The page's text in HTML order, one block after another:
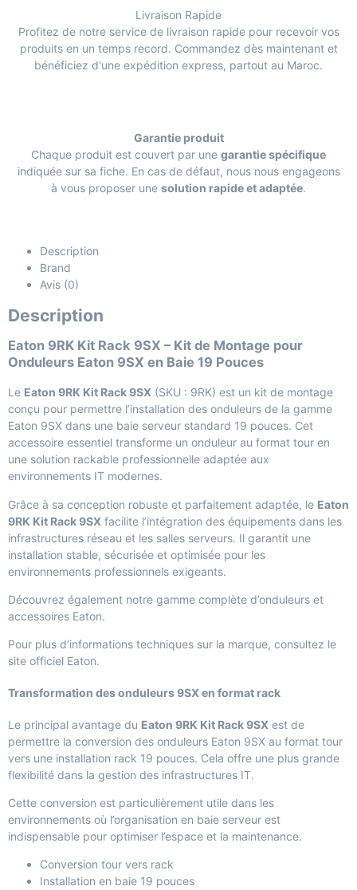
Livraison Rapide
Profitez de notre service de livraison rapide pour recevoir vos
produits en un temps record. Commandez dès maintenant et
bénéficiez d'une expédition express, partout au Maroc.
Garantie produit
Chaque produit est couvert par une garantie spécifique
indiquée sur sa fiche. En cas de défaut, nous nous engageons
à vous proposer une solution rapide et adaptée.
Description
Brand
Avis (0)
Description
Eaton 9RK Kit Rack 9SX – Kit de Montage pour
Onduleurs Eaton 9SX en Baie 19 Pouces
Le Eaton 9RK Kit Rack 9SX (SKU : 9RK) est un kit de montage
conçu pour permettre l’installation des onduleurs de la gamme
Eaton 9SX dans une baie serveur standard 19 pouces. Cet
accessoire essentiel transforme un onduleur au format tour en
une solution rackable professionnelle adaptée aux
environnements IT modernes.
Grâce à sa conception robuste et parfaitement adaptée, le Eaton
9RK Kit Rack 9SX facilite l’intégration des équipements dans les
infrastructures réseau et les salles serveurs. Il garantit une
installation stable, sécurisée et optimisée pour les
environnements professionnels exigeants.
Découvrez également notre gamme complète d’onduleurs et
accessoires Eaton.
Pour plus d’informations techniques sur la marque, consultez le
site officiel Eaton.
Transformation des onduleurs 9SX en format rack
Le principal avantage du Eaton 9RK Kit Rack 9SX est de
permettre la conversion des onduleurs Eaton 9SX au format tour
vers une installation rack 19 pouces. Cela offre une plus grande
flexibilité dans la gestion des infrastructures IT.
Cette conversion est particulièrement utile dans les
environnements où l’organisation en baie serveur est
indispensable pour optimiser l’espace et la maintenance.
Conversion tour vers rack
Installation en baie 19 pouces